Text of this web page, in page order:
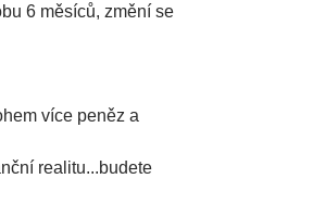
6 měsíců, změní se
více peněz a
realitu...budete